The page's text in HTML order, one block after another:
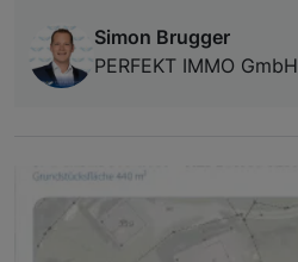
Simon Brugger
PERFEKT IMMO GmbH